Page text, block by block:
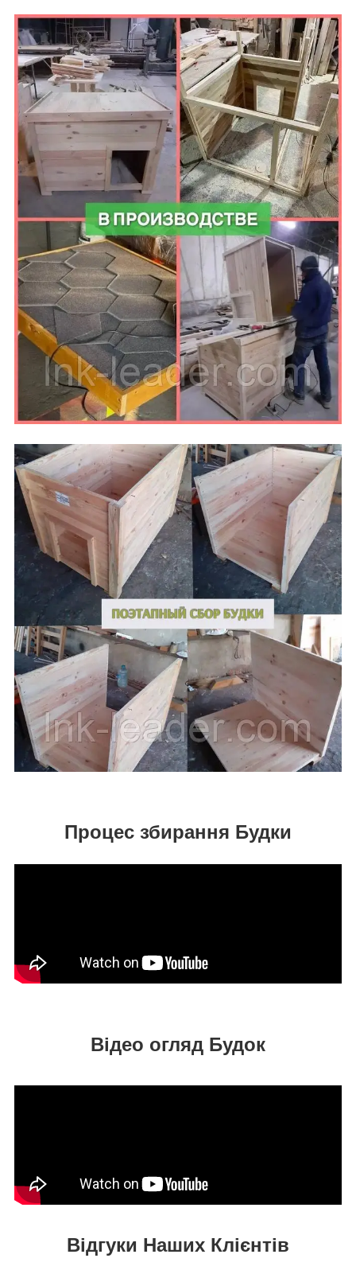
Процес збирання Будки
Відео огляд Будок
Відгуки Наших Клієнтів